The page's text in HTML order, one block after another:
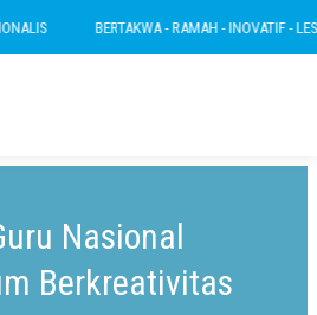
BERTAKWA - RAMAH - INOVATIF -
Nasional
Berkreativitas